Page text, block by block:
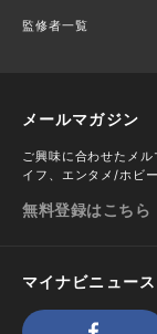
監修者一覧
メールマガジン
ご興味に合わせたメ
イフ、エンタメ/ホビ
無料登録はこちら
マイナビニュー